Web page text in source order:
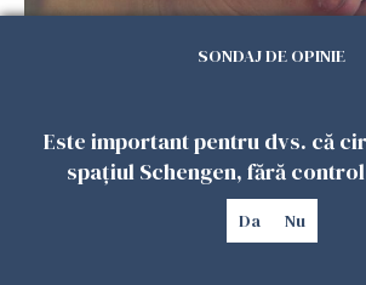
Unde şi cum pot beneficia
DIASPORA de cursuri în limba
SONDAJ DE OPINIE
Este important pentru dvs. că
spațiul Schengen, fără
Da Nu